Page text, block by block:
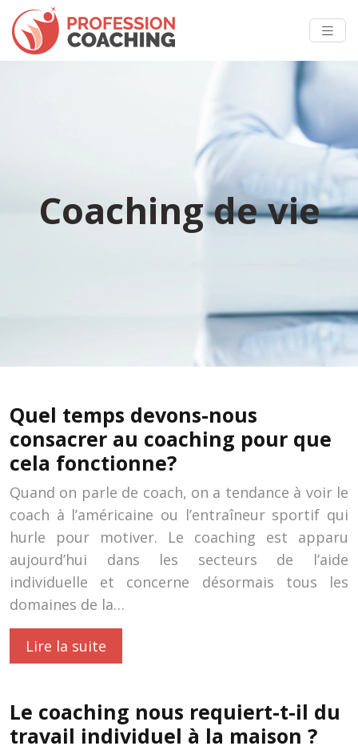
Coaching de vie
Quel temps devons-nous
consacrer au coaching pour que
cela fonctionne?
Quand on parle de coach, on a tendance à voir le
coach à l’américaine ou l’entraîneur sportif qui
hurle pour motiver. Le coaching est apparu
aujourd’hui dans les secteurs de l’aide
individuelle et concerne désormais tous les
domaines de la…
Lire la suite
Le coaching nous requiert-t-il du
travail individuel à la maison ?